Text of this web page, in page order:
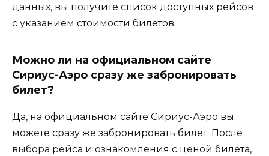
данных, вы получите список доступных рейсов
с указанием стоимости билетов.
Можно ли на официальном сайте
Сириус-Аэро сразу же забронировать
билет?
Да, на официальном сайте Сириус-Аэро вы
можете сразу же забронировать билет. После
выбора рейса и ознакомления с ценой билета,